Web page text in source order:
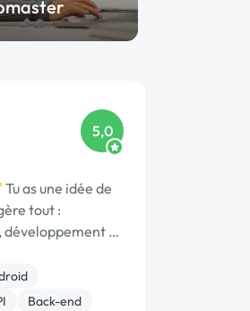
5,0
as une idée de
tout :
et
Back-end